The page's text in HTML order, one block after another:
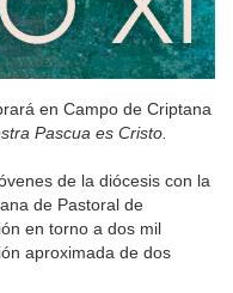
en Campo de Criptana
Pascua es Cristo.
de la diócesis con la
de Pastoral de
en torno a dos mil
aproximada de dos